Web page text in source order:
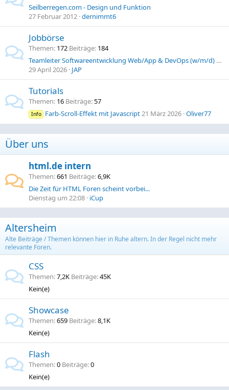
Seilberregen.com - Design und Funktion
27 Februar 2012 dernimmt6
Jobbörse
Themen 172 Beiträge 184
Teamleiter Softwareentwicklung Web/App & DevOps (w/m/d) | HUK-COBURG Versicherungsgruppe
29 April 2026 JAP
Tutorials
Themen 16 Beiträge 57
Info Farb-Scroll-Effekt mit Javascript21 März 2026 Oliver77
Über uns
html.de intern
Themen 661 Beiträge 6,9K
Die Zeit für HTML Foren scheint vorbei...
Dienstag um 22:08 iCup
Altersheim
Alte Beiträge / Themen können hier in Ruhe altern. In der Regel nicht mehr
relevante Foren.
CSS
Themen 7,2K Beiträge 45K
Kein(e)
Showcase
Themen 659 Beiträge 8,1K
Kein(e)
Flash
Themen 0 Beiträge 0
Kein(e)